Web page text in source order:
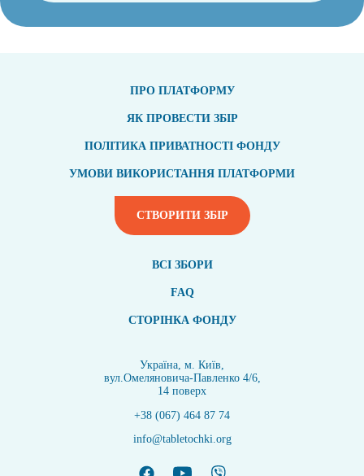
ПРО ПЛАТФОРМУ
ЯК ПРОВЕСТИ ЗБІР
ПОЛІТИКА ПРИВАТНОСТІ ФОНДУ
УМОВИ ВИКОРИСТАННЯ ПЛАТФОРМИ
СТВОРИТИ ЗБІР
ВСI ЗБОРИ
FAQ
СТОРІНКА ФОНДУ
Україна, м. Київ,
вул.Омеляновича-Павленко 4/6,
14 поверх
+38 (067) 464 87 74
info@tabletochki.org